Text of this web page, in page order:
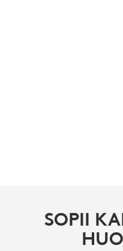
SOPII
SOPII
SOPII